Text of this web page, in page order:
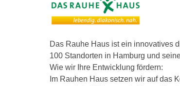
Das Rauhe Haus ist ein innovatives
100 Standorten in Hamburg und
Wie wir Ihre Entwicklung fördern:
Im Rauhen Haus setzen wir auf das